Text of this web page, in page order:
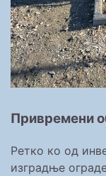
Привремени
Ретко ко од
изградње